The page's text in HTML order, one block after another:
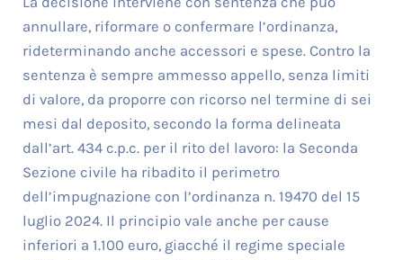
annullare, riformare o confermare l’ordinanza,
rideterminando anche accessori e spese. Contro la
sentenza è sempre ammesso appello, senza limiti
di valore, da proporre con ricorso nel termine di sei
mesi dal deposito, secondo la forma delineata
dall’art. 434 c.p.c. per il rito del lavoro: la Seconda
Sezione civile ha ribadito il perimetro
dell’impugnazione con l’ordinanza n. 19470 del 15
luglio 2024. Il principio vale anche per cause
inferiori a 1.100 euro, giacché il regime speciale